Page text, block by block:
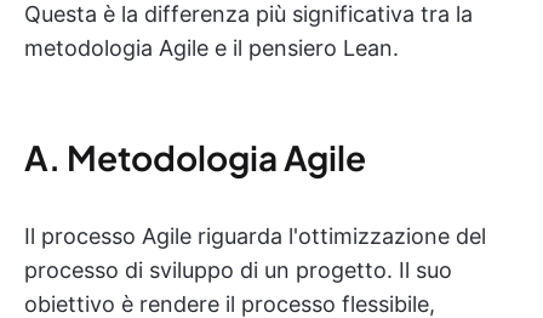
Questa è la differenza più significativa tra la
metodologia Agile e il pensiero Lean.
A. Metodologia Agile
Il processo Agile riguarda l'ottimizzazione del
processo di sviluppo di un progetto. Il suo
obiettivo è rendere il processo flessibile,